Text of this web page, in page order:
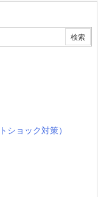
ョック対策）